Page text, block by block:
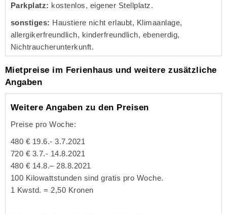
Parkplatz: kostenlos, eigener Stellplatz.
sonstiges: Haustiere nicht erlaubt, Klimaanlage,
allergikerfreundlich, kinderfreundlich, ebenerdig,
Nichtraucherunterkunft.
Mietpreise im Ferienhaus und weitere zusätzliche
Angaben
Weitere Angaben zu den Preisen
Preise pro Woche:
480 € 19.6.- 3.7.2021
720 € 3.7.- 14.8.2021
480 € 14.8.– 28.8.2021
100 Kilowattstunden sind gratis pro Woche.
1 Kwstd. = 2,50 Kronen